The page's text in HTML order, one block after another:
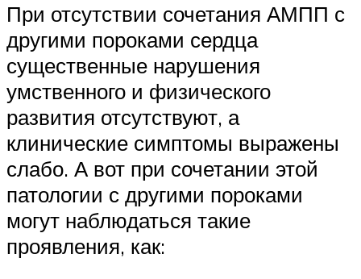
При отсутствии сочетания АМПП с
другими пороками сердца
существенные нарушения
умственного и физического
развития отсутствуют, а
клинические симптомы выражены
слабо. А вот при сочетании этой
патологии с другими пороками
могут наблюдаться такие
проявления, как: